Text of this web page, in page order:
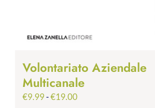
Volontariato Aziendale
Multicanale
€9.99-€19.00Fascia